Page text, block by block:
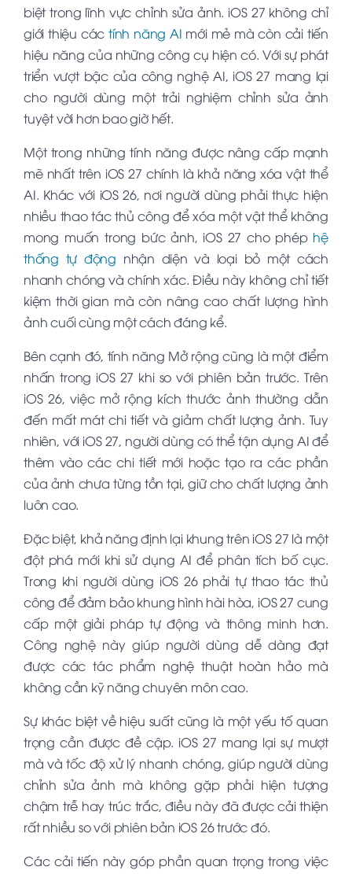
biệt trong lĩnh vực chỉnh sửa ảnh. iOS 27 không chỉ
giới thiệu các tính năng AI mới mẻ mà còn cải tiến
hiệu năng của những công cụ hiện có.Với sự phát
triển vượt bậc của công nghệ AI, iOS 27 mang lại
cho người dùng một trải nghiệm chỉnh sửa ảnh
tuyệt vời hơn bao giờ hết.
Một trong những tính năng được nâng cấp mạnh
mẽ nhất trên iOS 27 chính là khả năng xóa vật thể
AI. Khác với iOS 26, nơi người dùng phải thực hiện
nhiều thao tác thủ công để xóa một vật thể không
mong muốn trong bức ảnh, iOS 27 cho phép hệ
thống tự động nhận diện và loại bỏ một cách
nhanh chóng và chính xác. Điều này không chỉ tiết
kiệm thời gian mà còn nâng cao chất lượng hình
ảnh cuối cùng một cách đáng kể.
Bên cạnh đó, tính năng Mở rộng cũng là một điểm
nhấn trong iOS 27 khi so với phiên bản trước. Trên
iOS 26, việc mở rộng kích thước ảnh thường dẫn
đến mất mát chi tiết và giảm chất lượng ảnh. Tuy
nhiên, với iOS 27, người dùng có thể tận dụng AI để
thêm vào các chi tiết mới hoặc tạo ra các phần
của ảnh chưa từng tồn tại, giữ cho chất lượng ảnh
luôn cao.
Đặc biệt, khả năng định lại khung trên iOS 27 là một
đột phá mới khi sử dụng AI để phân tích bố cục.
Trong khi người dùng iOS 26 phải tự thao tác thủ
công để đảm bảo khung hình hài hòa, iOS 27 cung
cấp một giải pháp tự động và thông minh hơn.
Công nghệ này giúp người dùng dễ dàng đạt
được các tác phẩm nghệ thuật hoàn hảo mà
không cần kỹ năng chuyên môn cao.
Sự khác biệt về hiệu suất cũng là một yếu tố quan
trọng cần được đề cập. iOS 27 mang lại sự mượt
mà và tốc độ xử lý nhanh chóng, giúp người dùng
chỉnh sửa ảnh mà không gặp phải hiện tượng
chậm trễ hay trúc trắc, điều này đã được cải thiện
rất nhiều so với phiên bản iOS 26 trước đó.
Các cải tiến này góp phần quan trọng trong việc